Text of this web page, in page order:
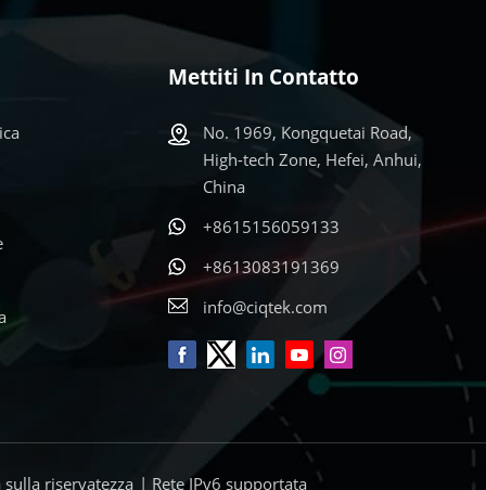
Mettiti In Contatto
No. 1969, Kongquetai Road,
High-tech Zone, Hefei, Anhui,
China
+8615156059133
+8613083191369
info@ciqtek.com
riservatezza | Rete IPv6 supportata